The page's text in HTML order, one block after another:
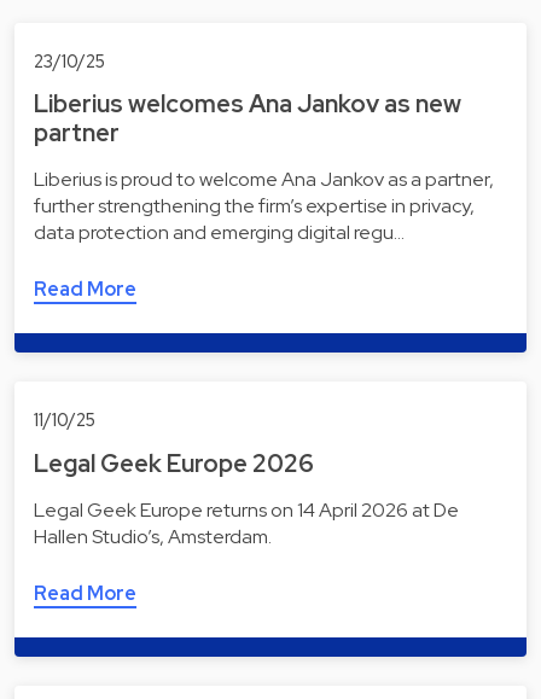
23/10/25
Liberius welcomes Ana Jankov as new
partner
Liberius is proud to welcome Ana Jankov as a partner,
further strengthening the firm’s expertise in privacy,
data protection and emerging digital regu…
Read More
11/10/25
Legal Geek Europe 2026
Legal Geek Europe returns on 14 April 2026 at De
Hallen Studio’s, Amsterdam.
Read More